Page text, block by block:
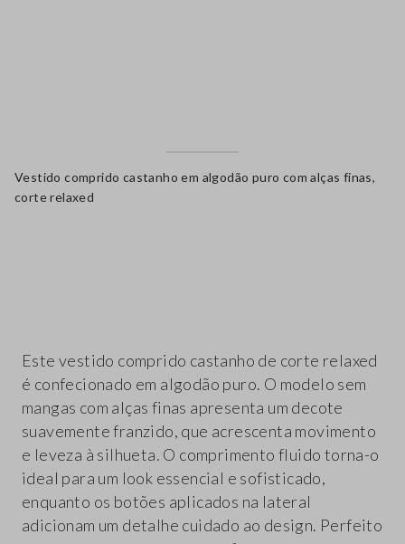
Vestido comprido castanho em algodão puro com alças finas,
corte relaxed
Este vestido comprido castanho de corte relaxed
é confecionado em algodão puro. O modelo sem
mangas com alças finas apresenta um decote
suavemente franzido, que acrescenta movimento
e leveza à silhueta. O comprimento fluido torna-o
ideal para um look essencial e sofisticado,
enquanto os botões aplicados na lateral
adicionam um detalhe cuidado ao design. Perfeito